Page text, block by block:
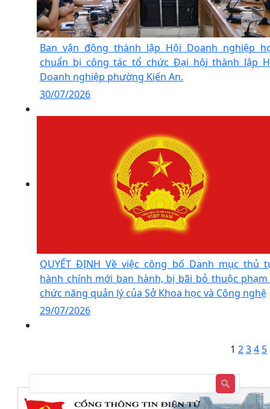
Ban vận động thành lập Hội Doanh nghiệp
chuẩn bị công tác tổ chức Đại hội thành lập
Doanh nghiệp phường Kiến An.
30/07/2026
QUYẾT ĐỊNH Về việc công bố Danh mục thủ
hành chính mới ban hành, bị bãi bỏ thuộc phạm
chức năng quản lý của Sở Khoa học và Công nghệ
29/07/2026
1 234 5